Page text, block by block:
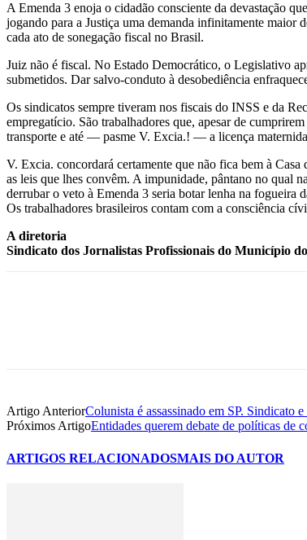
A Emenda 3 enoja o cidadão consciente da devastação
jogando para a Justiça uma demanda infinitamente maior
cada ato de sonegação fiscal no Brasil.
Juiz não é fiscal. No Estado Democrático, o Legislativo
submetidos. Dar salvo-conduto à desobediência
Os sindicatos sempre tiveram nos fiscais do INSS e da
empregatício. São trabalhadores que, apesar de
transporte e até — pasme V. Excia.! — a licença
V. Excia. concordará certamente que não fica bem à
as leis que lhes convêm. A impunidade, pântano no qual
derrubar o veto à Emenda 3 seria botar lenha na fogueira
Os trabalhadores brasileiros contam com a consciência
A diretoria
Sindicato dos Jornalistas Profissionais do Município
Artigo AnteriorColunista é assassinado em SP. Sindicato
Próximos ArtigoEntidades querem debate de políticas de
ARTIGOS RELACIONADOSMAIS DO AUTOR